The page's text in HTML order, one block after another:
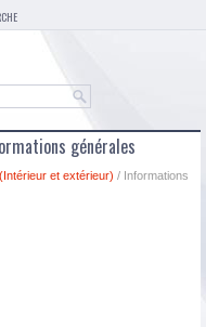
générales
et extérieur) / Informations